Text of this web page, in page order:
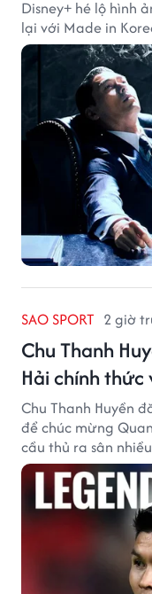
Disney+ hé lộ hình
lại với Made in
SAO SPORT 2 giờ
Chu Thanh
Hải chính thức
Chu Thanh Huyền
để chúc mừng
cầu thủ ra sân